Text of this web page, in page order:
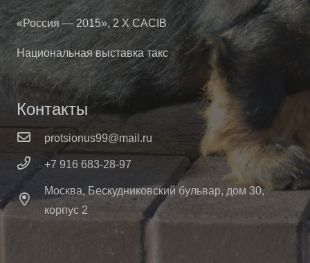
«Россия — 2015», 2 X CACIB
Национальная выставка такс
Контакты
protsionus99@mail.ru
+7 916 683-28-97
Москва, Бескудниковский бульвар, дом 30,
корпус 2